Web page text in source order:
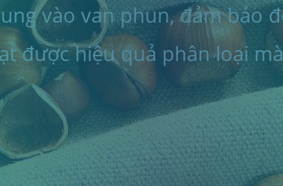
vào van phun, đảm bảo
được hiệu quả phân loại